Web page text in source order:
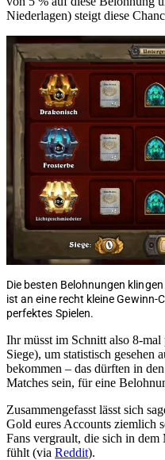
Niederlagen) steigt diese
Die besten Belohnungen
ist an eine recht kleine Gewinn-
perfektes Spielen.
Ihr müsst im Schnitt also 8-
Siege), um statistisch gesehen
bekommen – das dürften in
Matches sein, für eine
Zusammengefasst lässt sich
Gold eures Accounts ziemlich
Fans vergrault, die sich in
fühlt (via Reddit).